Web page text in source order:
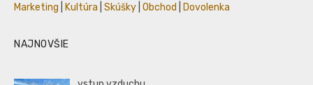
Marketing
Kultúra Skúšky Obchod Dovolenka
NAJNOVŠIE